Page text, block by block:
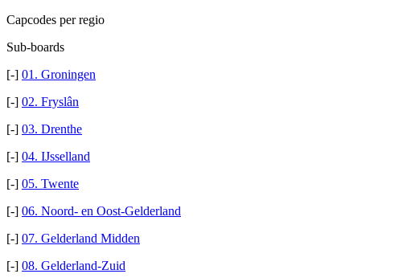
Capcodes per regio
Sub-boards
[-] 01. Groningen
[-] 02. Fryslân
[-] 03. Drenthe
[-] 04. IJsselland
[-] 05. Twente
[-] 06. Noord- en Oost-Gelderland
[-] 07. Gelderland Midden
[-] 08. Gelderland-Zuid